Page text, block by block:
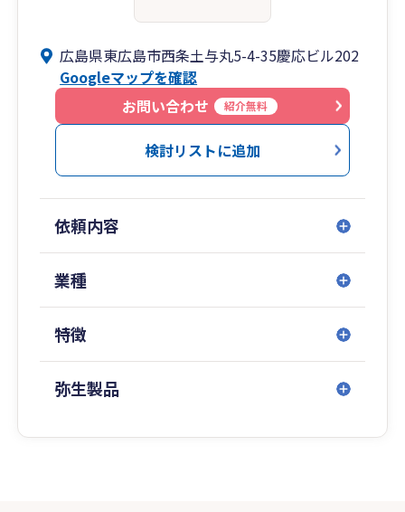
広島県東広島市西条土与丸5-4-35慶応ビル202
Googleマップを確認
お問い合わせ
紹介無料
検討リストに追加
依頼内容
業種
特徴
弥生製品